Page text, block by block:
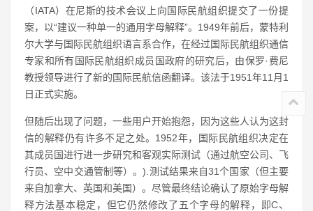
（IATA）在尼斯的技术会议上向国际民航组织提交了一份提
案，以“建议一种单一的通用字母解释”。1949年前后，蒙特利
尔大学与国际民航组织语言系合作，在经过国际民航组织通信
专家和所有国际民航组织成员国政府的研究后，由保罗·费尼
教授领导进行了新的国际民航信函翻译。该法于1951年11月1
日正式实施。
但随后出现了问题，一些用户开始抱怨，因为这些人认为这封
信的解释仍有许多不足之处。1952年，国际民航组织决定在
其成员国进行进一步研究和客观实际测试（通过航空公司、飞
行员、空中交通管制等）。).测试结果来自31个国家（但主要
来自加拿大、英国和美国）。尽管最终结论确认了原始字母解
释方法基本稳定，但它仍然修改了五个字母的解释，即C、